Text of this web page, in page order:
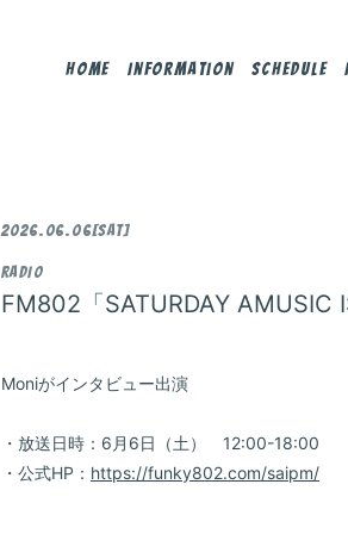
Home Information Schedule
2026.06.06[Sat]
RADIO
FM802「SATURDAY AMUSIC
Moniがインタビュー出演
・放送日時：6月6日（土） 12:00-18:00
・公式HP： https://funky802.com/saipm/